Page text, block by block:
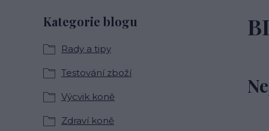
Kategorie blogu
Rady a tipy
Testování zboží
Výcvik koně
Zdraví koně